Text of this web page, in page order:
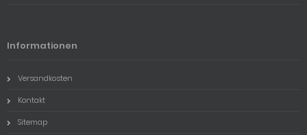
Informationen
Versandkosten
Kontakt
Sitemap